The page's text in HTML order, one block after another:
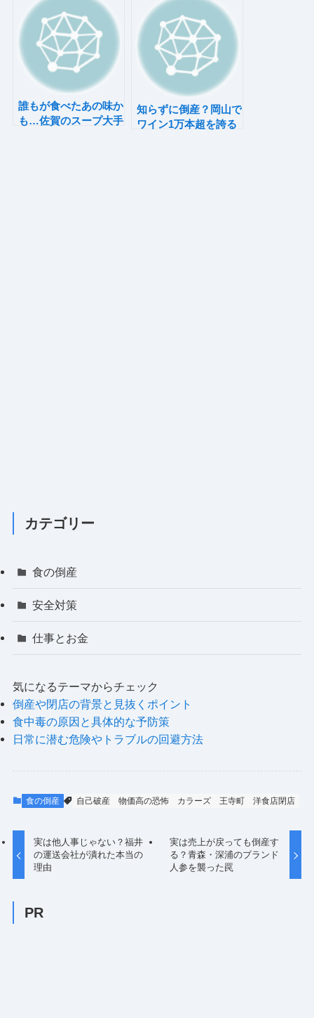
誰もが食べたあの味か
も…佐賀のスープ大手
知らずに倒産？岡山で
ワイン1万本超を誇る
カテゴリー
食の倒産
安全対策
仕事とお金
気になるテーマからチェック
倒産や閉店の背景と見抜くポイント
食中毒の原因と具体的な予防策
日常に潜む危険やトラブルの回避方法
食の倒産 自己破産 物価高の恐怖 カラーズ 王寺町 洋食店閉店
実は他人事じゃない？福井
の運送会社が潰れた本当の
理由
実は売上が戻っても倒産す
る？青森・深浦のブランド
人参を襲った罠
PR